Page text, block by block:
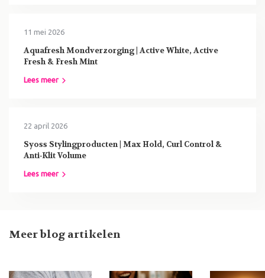
11 mei 2026
Aquafresh Mondverzorging | Active White, Active
Fresh & Fresh Mint
Lees meer
22 april 2026
Syoss Stylingproducten | Max Hold, Curl Control &
Anti‑Klit Volume
Lees meer
Meer blog artikelen